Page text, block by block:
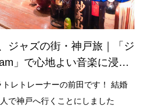
ジャズの街・神戸旅｜「ジ
」で心地よい音楽に浸る
レトレーナーの前田です！ 結婚
で神戸へ行くことにしました